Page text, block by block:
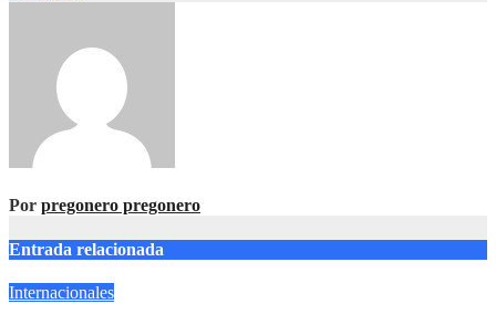
Por pregonero pregonero
Entrada relacionada
Internacionales